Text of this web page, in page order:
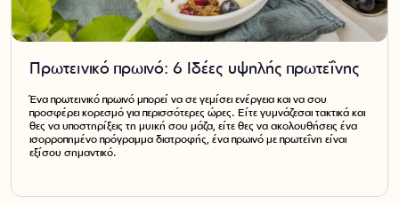
Πρωτεϊνικό πρωινό: 6 Ιδέες υψηλής πρωτεΐνης
Ένα πρωτεϊνικό πρωινό μπορεί να σε γεμίσει ενέργεια και να σου
προσφέρει κορεσμό για περισσότερες ώρες. Είτε γυμνάζεσαι τακτικά και
θες να υποστηρίξεις τη μυϊκή σου μάζα, είτε θες να ακολουθήσεις ένα
ισορροπημένο πρόγραμμα διατροφής, ένα πρωινό με πρωτεΐνη είναι
εξίσου σημαντικό.